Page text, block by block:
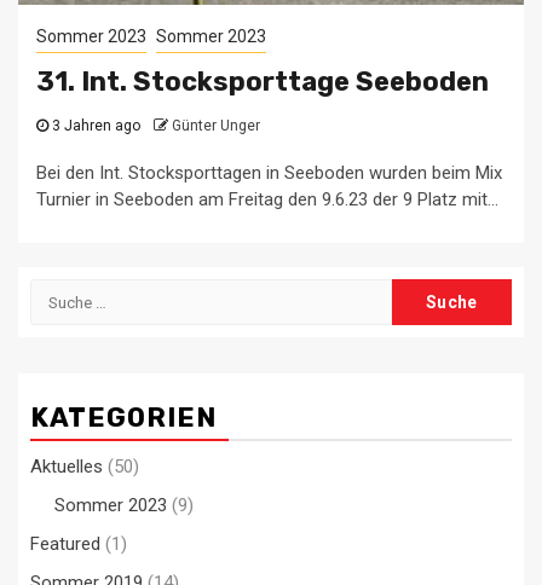
Sommer 2023 Sommer 2023
31. Int. Stocksporttage Seeboden
3 Jahren ago Günter Unger
Bei den Int. Stocksporttagen in Seeboden wurden beim Mix
Turnier in Seeboden am Freitag den 9.6.23 der 9 Platz mit...
Suche
KATEGORIEN
Aktuelles (50)
Sommer 2023 (9)
Featured (1)